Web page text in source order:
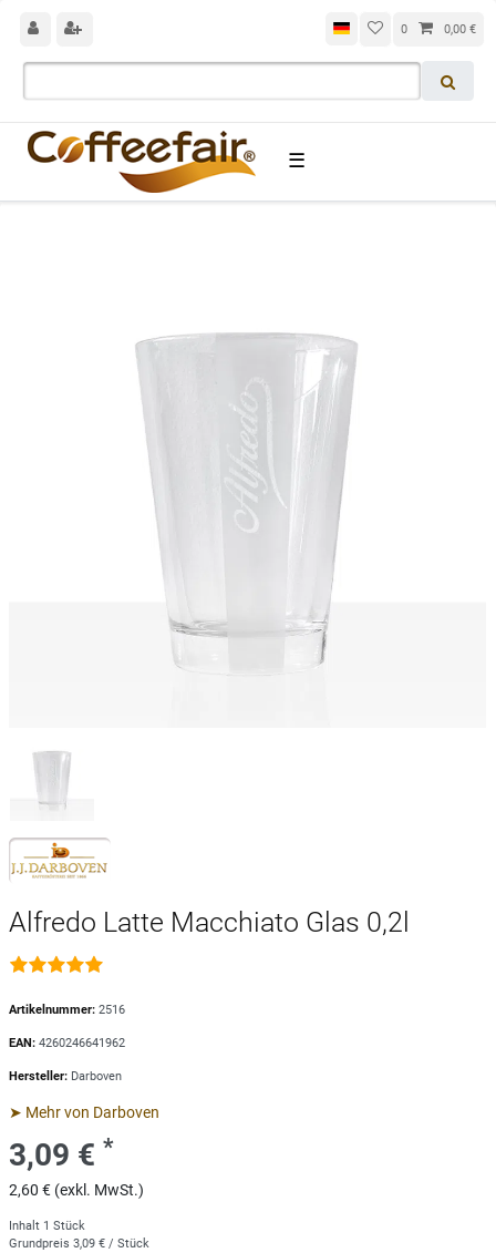
0 0,00 €
☰
Alfredo Latte Macchiato Glas 0,2l
Artikelnummer: 2516
EAN: 4260246641962
Hersteller: Darboven
➤ Mehr von Darboven
3,09 € *
2,60 € (exkl. MwSt.)
Inhalt 1 Stück
Grundpreis 3,09 € / Stück